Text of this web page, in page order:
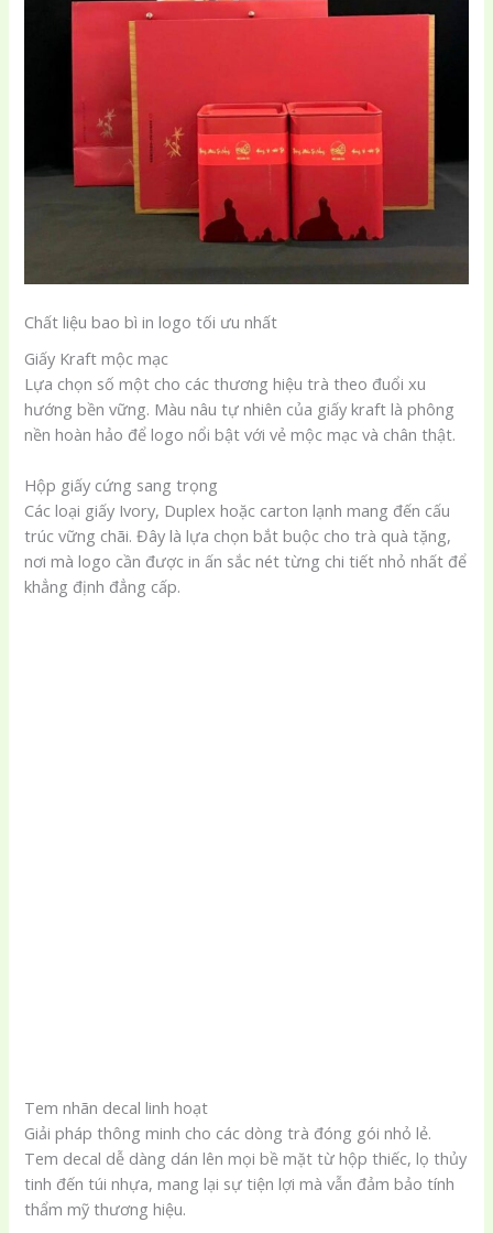
Chất liệu bao bì in logo tối ưu nhất
Giấy Kraft mộc mạc
Lựa chọn số một cho các thương hiệu trà theo đuổi xu
hướng bền vững. Màu nâu tự nhiên của giấy kraft là phông
nền hoàn hảo để logo nổi bật với vẻ mộc mạc và chân thật.
Hộp giấy cứng sang trọng
Các loại giấy Ivory, Duplex hoặc carton lạnh mang đến cấu
trúc vững chãi. Đây là lựa chọn bắt buộc cho trà quà tặng,
nơi mà logo cần được in ấn sắc nét từng chi tiết nhỏ nhất để
khẳng định đẳng cấp.
Tem nhãn decal linh hoạt
Giải pháp thông minh cho các dòng trà đóng gói nhỏ lẻ.
Tem decal dễ dàng dán lên mọi bề mặt từ hộp thiếc, lọ thủy
tinh đến túi nhựa, mang lại sự tiện lợi mà vẫn đảm bảo tính
thẩm mỹ thương hiệu.